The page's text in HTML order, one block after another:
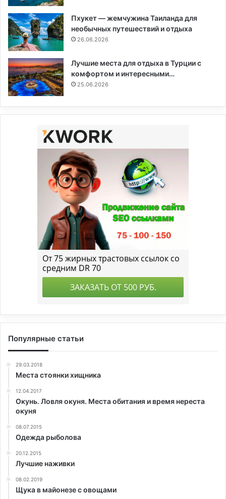
Пхукет — жемчужина Таиланда для
необычных путешествий и отдыха
26.06.2026
Лучшие места для отдыха в Турции с
комфортом и интересными…
25.06.2026
Популярные статьи
29.03.2018
Места стоянки хищника
12.04.2017
Окунь. Ловля окуня. Места обитания и время нереста
окуня
08.07.2015
Одежда рыболова
20.12.2015
Лучшие наживки
08.02.2019
Щука в майонезе с овощами